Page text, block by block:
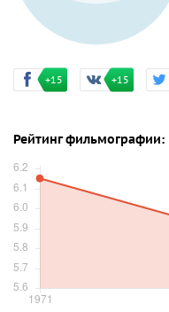
+15 +15
Рейтинг фильмографии: